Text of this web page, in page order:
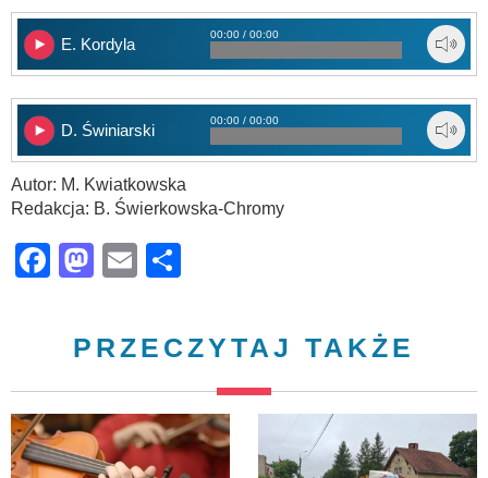
E. Kordyla
00:00 / 00:00
D. Świniarski
00:00 / 00:00
Autor: M. Kwiatkowska
Redakcja: B. Świerkowska-Chromy
Facebook
Mastodon
Email
PRZECZYTAJ TAKŻE